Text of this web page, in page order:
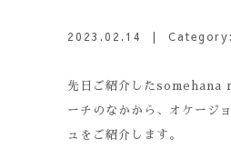
2023.02.14 | Category:
先日ご紹介したsomehana
ーチのなかから、オケージ
ュをご紹介します。